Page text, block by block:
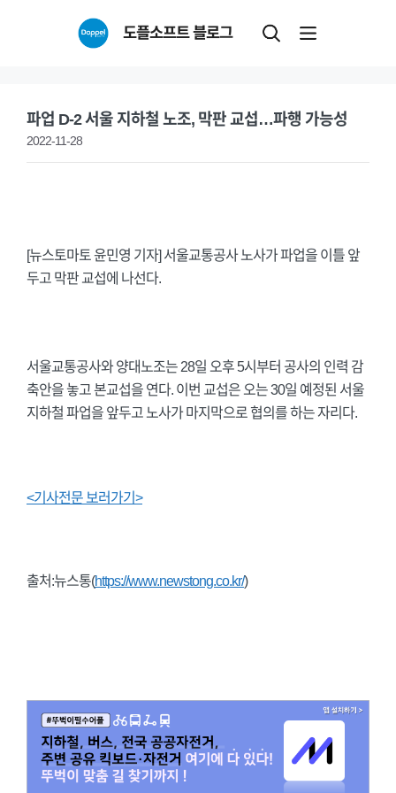
도플소프트 블로그
파업 D-2 서울 지하철 노조, 막판 교섭…파행 가능성
2022-11-28
[뉴스토마토 윤민영 기자] 서울교통공사 노사가 파업을 이틀 앞
두고 막판 교섭에 나선다.
서울교통공사와 양대노조는 28일 오후 5시부터 공사의 인력 감
축안을 놓고 본교섭을 연다. 이번 교섭은 오는 30일 예정된 서울
지하철 파업을 앞두고 노사가 마지막으로 협의를 하는 자리다.
<기사전문 보러가기>
출처:뉴스통(https://www.newstong.co.kr/)